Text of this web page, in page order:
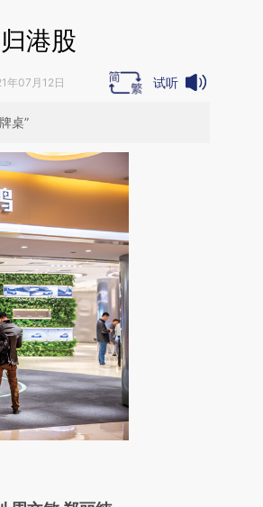
港股
年07月12日 试听
桌”